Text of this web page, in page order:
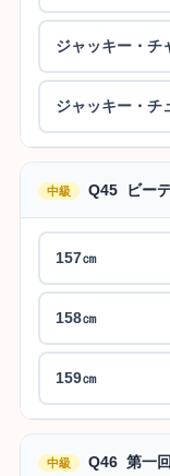
ジャッキー・チ
ジャッキー・チ
中級 Q45 ビー
157㎝
158㎝
159㎝
中級 Q46 第一